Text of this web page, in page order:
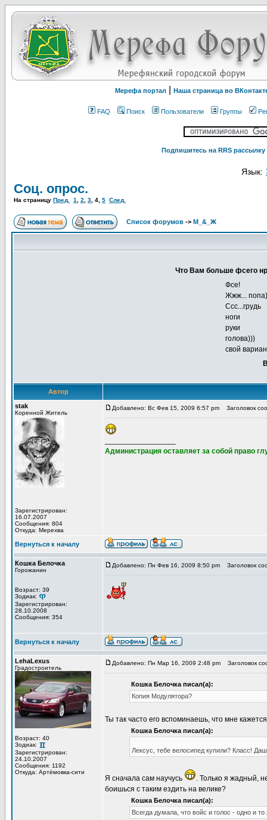
Мерефа портал Наша страница во
FAQ Поиск Пользователи Группы
Подпишитесь на RRS
Язык:
Соц. опрос.
На страницу Пред. 1 2 3 4 5 След.
Список форумов -> М_&_Ж
Что Вам больше фсего
Фсе!
Жжж... попа)
Ссс...грудь
ноги
руки
голова)))
свой
Автор
stak
Коренной Житель
Зарегистрирован:
16.07.2007
Сообщения: 804
Откуда: Мерехва
Добавлено: Вс Фев 15, 2009 6:57 pm Заголовок
Администрация оставляет за собой право
Вернуться к началу
Кошка Белочка
Горожанин
Возраст: 39
Зодиак:
Зарегистрирован:
28.10.2008
Сообщения: 354
Добавлено: Пн Фев 16, 2009 8:50 pm Заголовок
Вернуться к началу
LehaLexus
Градостроитель
Возраст: 40
Зодиак:
Зарегистрирован:
24.10.2007
Сообщения: 1192
Откуда: Артёмовка-сити
Добавлено: Пн Мар 16, 2009 2:48 pm Заголовок
Кошка Белочка писал(а):
Копия Модулятора?
Ты так часто его вспоминаешь, что мне
Кошка Белочка писал(а):
Лексус, тебе велосипед купили? Класс!
Я сначала сам научусь
. Только я жадный,
боишься с таким ездить на велике?
Кошка Белочка писал(а):
Всегда думала, что войс и голос - одно и то